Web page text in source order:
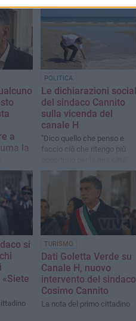
a
la
del
POLITICA
Le dichiarazioni social
del sindaco Cannito
sulla vicenda del
canale H
"Dico quello che penso e
faccio ciò che ritengo più
si
TURISMO
Dati Goletta Verde su
Canale H, nuovo
intervento del sindaco
Cosimo Cannito
La nota del primo cittadino